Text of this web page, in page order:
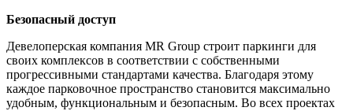
Безопасный доступ
Девелоперская компания MR Group строит паркинги для
своих комплексов в соответствии с собственными
прогрессивными стандартами качества. Благодаря этому
каждое парковочное пространство становится максимально
удобным, функциональным и безопасным. Во всех проектах